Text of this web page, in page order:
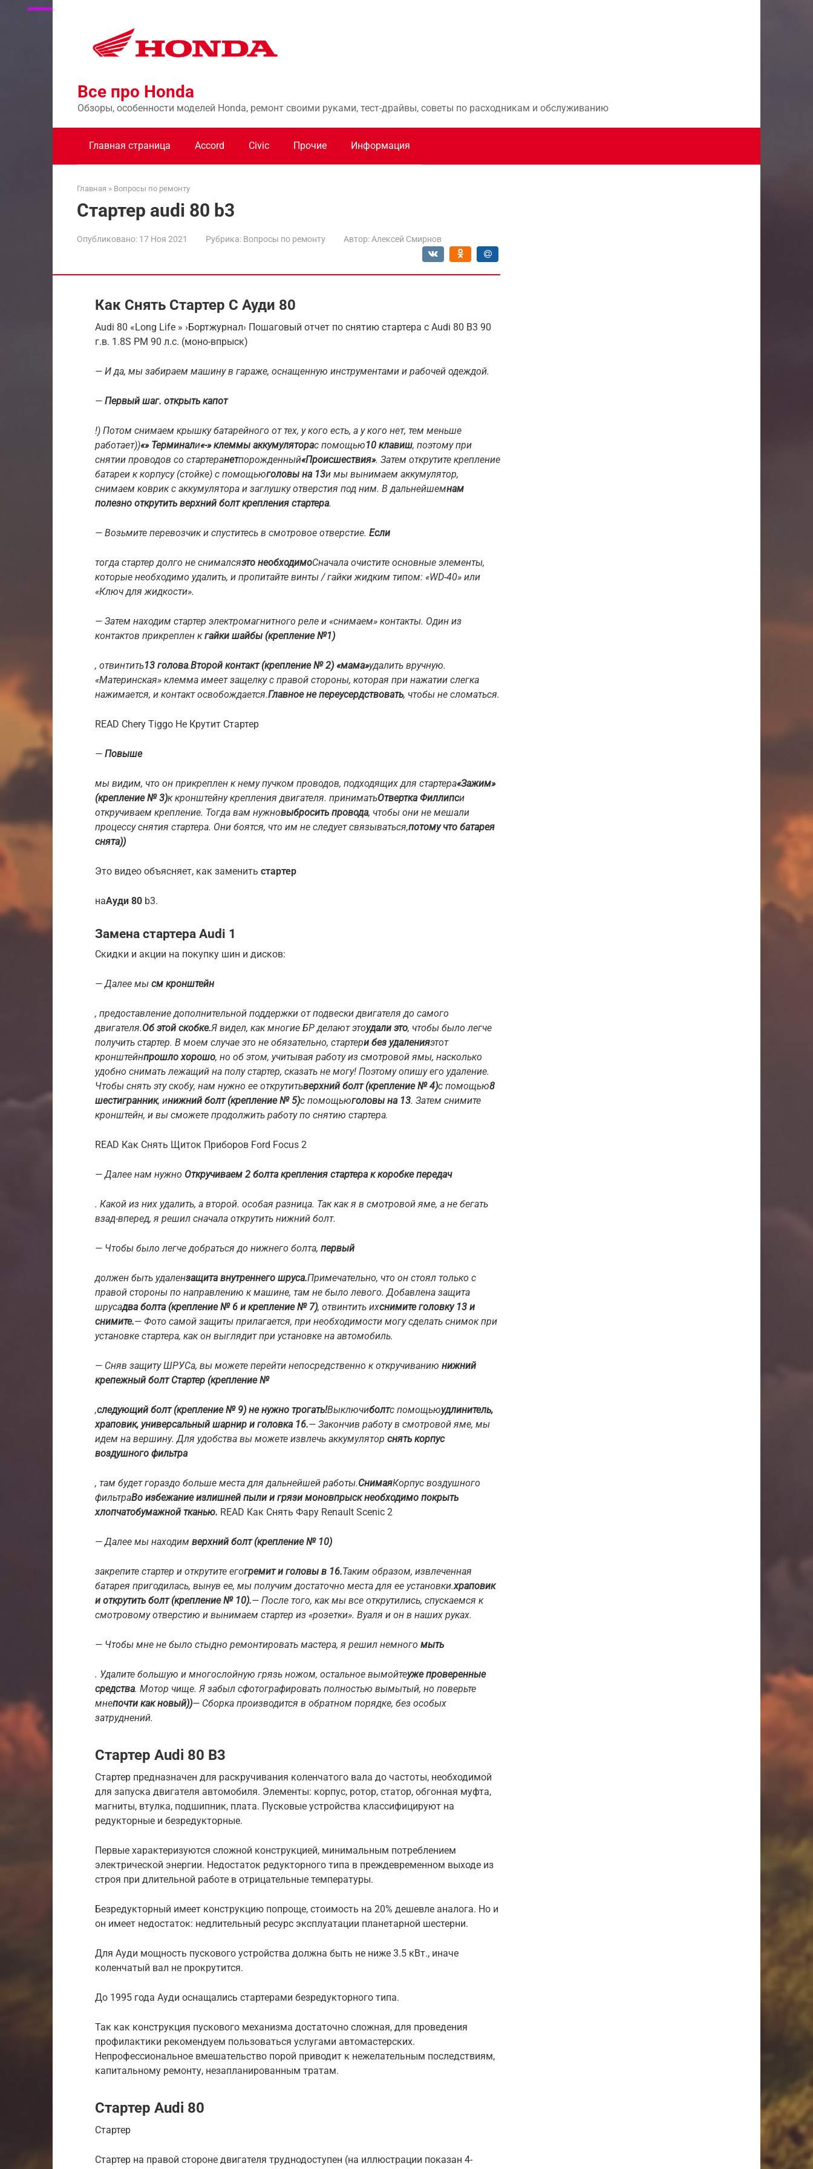
Перейти
Все про Honda
Обзоры, особенности моделей Honda, ремонт своими руками, тест-драйвы, советы по расходникам и обслуживанию
Главная страница Accord Civic Прочие Информация
Главная » Вопросы по ремонту
Стартер audi 80 b3
Опубликовано: 17 Ноя 2021 Рубрика: Вопросы по ремонту Автор: Алексей Смирнов
Как Снять Стартер С Ауди 80
Audi 80 «Long Life » ›Бортжурнал› Пошаговый отчет по снятию стартера с Audi 80 B3 90
г.в. 1.8S PM 90 л.с. (моно-впрыск)
— И да, мы забираем машину в гараже, оснащенную инструментами и рабочей одеждой.
— Первый шаг. открыть капот
!) Потом снимаем крышку батарейного от тех, у кого есть, а у кого нет, тем меньше
работает))«» Терминали«-» клеммы аккумуляторас помощью10 клавиш, поэтому при
снятии проводов со стартеранетпорожденный«Происшествия». Затем открутите крепление
батареи к корпусу (стойке) с помощьюголовы на 13и мы вынимаем аккумулятор,
снимаем коврик с аккумулятора и заглушку отверстия под ним. В дальнейшемнам
полезно открутить верхний болт крепления стартера.
— Возьмите перевозчик и спуститесь в смотровое отверстие. Если
тогда стартер долго не снималсяэто необходимоСначала очистите основные элементы,
которые необходимо удалить, и пропитайте винты / гайки жидким типом: «WD-40» или
«Ключ для жидкости».
— Затем находим стартер электромагнитного реле и «снимаем» контакты. Один из
контактов прикреплен кгайки шайбы (крепление №1)
, отвинтить13 голова.Второй контакт (крепление № 2) «мама»удалить вручную.
«Материнская» клемма имеет защелку с правой стороны, которая при нажатии слегка
нажимается, и контакт освобождается.Главное не переусердствовать, чтобы не сломаться.
READ Chery Tiggo Не Крутит Стартер
— Повыше
мы видим, что он прикреплен к нему пучком проводов, подходящих для стартера«Зажим»
(крепление № 3)к кронштейну крепления двигателя. приниматьОтвертка Филлипси
откручиваем крепление. Тогда вам нужновыбросить провода, чтобы они не мешали
процессу снятия стартера. Они боятся, что им не следует связываться,потому что батарея
снята))
Это видео объясняет, как заменить стартер
наАуди 80 b3.
Замена стартера Audi 1
Скидки и акции на покупку шин и дисков:
— Далее мы см кронштейн
, предоставление дополнительной поддержки от подвески двигателя до самого
двигателя.Об этой скобке.Я видел, как многие БР делают этоудали это, чтобы было легче
получить стартер. В моем случае это не обязательно, стартери без удаленияэтот
кронштейнпрошло хорошо, но об этом, учитывая работу из смотровой ямы, насколько
удобно снимать лежащий на полу стартер, сказать не могу! Поэтому опишу его удаление.
Чтобы снять эту скобу, нам нужно ее открутитьверхний болт (крепление № 4)с помощью8
шестигранник, инижний болт (крепление № 5)с помощьюголовы на 13. Затем снимите
кронштейн, и вы сможете продолжить работу по снятию стартера.
READ Как Снять Щиток Приборов Ford Focus 2
— Далее нам нужно Откручиваем 2 болта крепления стартера к коробке передач
. Какой из них удалить, а второй. особая разница. Так как я в смотровой яме, а не бегать
взад-вперед, я решил сначала открутить нижний болт.
— Чтобы было легче добраться до нижнего болта, первый
должен быть удалензащита внутреннего шруса.Примечательно, что он стоял только с
правой стороны по направлению к машине, там не было левого. Добавлена ​​защита
шрусадва болта (крепление № 6 и крепление № 7), отвинтить ихснимите головку 13 и
снимите.— Фото самой защиты прилагается, при необходимости могу сделать снимок при
установке стартера, как он выглядит при установке на автомобиль.
— Сняв защиту ШРУСа, вы можете перейти непосредственно к откручиванию нижний
крепежный болт Стартер (крепление №
,следующий болт (крепление № 9) не нужно трогать!Выключиболтс помощьюудлинитель,
храповик, универсальный шарнир и головка 16.— Закончив работу в смотровой яме, мы
идем на вершину. Для удобства вы можете извлечь аккумулятор снять корпус
воздушного фильтра
, там будет гораздо больше места для дальнейшей работы.СнимаяКорпус воздушного
фильтраВо избежание излишней пыли и грязи моновпрыск необходимо покрыть
хлопчатобумажной тканью. READ Как Снять Фару Renault Scenic 2
— Далее мы находим верхний болт (крепление № 10)
закрепите стартер и открутите егогремит и головы в 16.Таким образом, извлеченная
батарея пригодилась, вынув ее, мы получим достаточно места для ее установки.храповик
и открутить болт (крепление № 10).— После того, как мы все открутились, спускаемся к
смотровому отверстию и вынимаем стартер из «розетки». Вуаля и он в наших руках.
— Чтобы мне не было стыдно ремонтировать мастера, я решил немного мыть
. Удалите большую и многослойную грязь ножом, остальное вымойтеуже проверенные
средства. Мотор чище. Я забыл сфотографировать полностью вымытый, но поверьте
мнепочти как новый))— Сборка производится в обратном порядке, без особых
затруднений.
Стартер Audi 80 B3
Стартер предназначен для раскручивания коленчатого вала до частоты, необходимой
для запуска двигателя автомобиля. Элементы: корпус, ротор, статор, обгонная муфта,
магниты, втулка, подшипник, плата. Пусковые устройства классифицируют на
редукторные и безредукторные.
Первые характеризуются сложной конструкцией, минимальным потреблением
электрической энергии. Недостаток редукторного типа в преждевременном выходе из
строя при длительной работе в отрицательные температуры.
Безредукторный имеет конструкцию попроще, стоимость на 20% дешевле аналога. Но и
он имеет недостаток: недлительный ресурс эксплуатации планетарной шестерни.
Для Ауди мощность пускового устройства должна быть не ниже 3.5 кВт., иначе
коленчатый вал не прокрутится.
До 1995 года Ауди оснащались стартерами безредукторного типа.
Так как конструкция пускового механизма достаточно сложная, для проведения
профилактики рекомендуем пользоваться услугами автомастерских.
Непрофессиональное вмешательство порой приводит к нежелательным последствиям,
капитальному ремонту, незапланированным тратам.
Стартер Audi 80
Стартер
Стартер на правой стороне двигателя труднодоступен (на иллюстрации показан 4-